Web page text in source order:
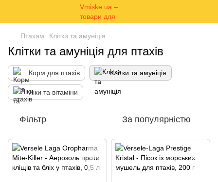
Птахам Клітки та амуніція
Клітки та амуніція для птахів
Корм для птахів Клітки та амуніція
Ліки та вітаміни
Фільтр За популярністю